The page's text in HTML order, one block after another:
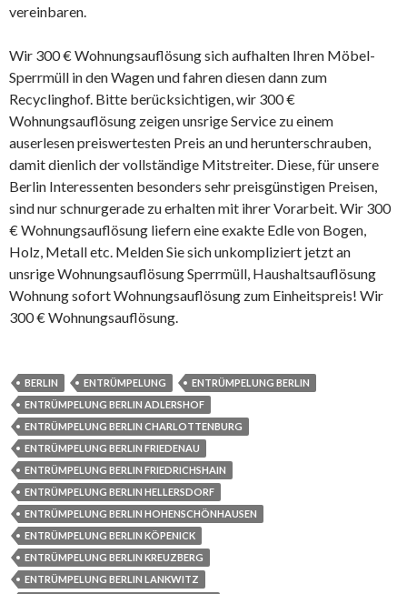
vereinbaren.
Wir 300 € Wohnungsauflösung sich aufhalten Ihren Möbel-
Sperrmüll in den Wagen und fahren diesen dann zum
Recyclinghof. Bitte berücksichtigen, wir 300 €
Wohnungsauflösung zeigen unsrige Service zu einem
auserlesen preiswertesten Preis an und herunterschrauben,
damit dienlich der vollständige Mitstreiter. Diese, für unsere
Berlin Interessenten besonders sehr preisgünstigen Preisen,
sind nur schnurgerade zu erhalten mit ihrer Vorarbeit. Wir 300
€ Wohnungsauflösung liefern eine exakte Edle von Bogen,
Holz, Metall etc. Melden Sie sich unkompliziert jetzt an
unsrige Wohnungsauflösung Sperrmüll, Haushaltsauflösung
Wohnung sofort Wohnungsauflösung zum Einheitspreis! Wir
300 € Wohnungsauflösung.
BERLIN ENTRÜMPELUNG
ENTRÜMPELUNG BERLIN
ENTRÜMPELUNG BERLIN ADLERSHOF
ENTRÜMPELUNG BERLIN CHARLOTTENBURG
ENTRÜMPELUNG BERLIN FRIEDENAU
ENTRÜMPELUNG BERLIN FRIEDRICHSHAIN
ENTRÜMPELUNG BERLIN HELLERSDORF
ENTRÜMPELUNG BERLIN HOHENSCHÖNHAUSEN
ENTRÜMPELUNG BERLIN KÖPENICK
ENTRÜMPELUNG BERLIN KREUZBERG
ENTRÜMPELUNG BERLIN LANKWITZ